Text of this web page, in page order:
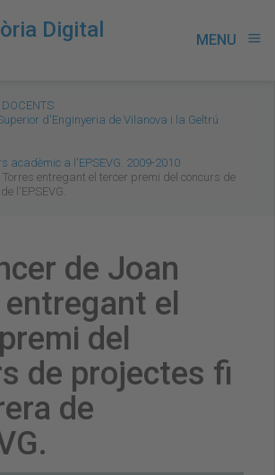
Digital
MENU menu
DOCENTS
d'Enginyeria de Vilanova i la Geltrú
acadèmic a l'EPSEVG. 2009-2010
entregant el tercer premi del concurs de
l'EPSEVG.
de Joan
el
del
de projectes fi
de